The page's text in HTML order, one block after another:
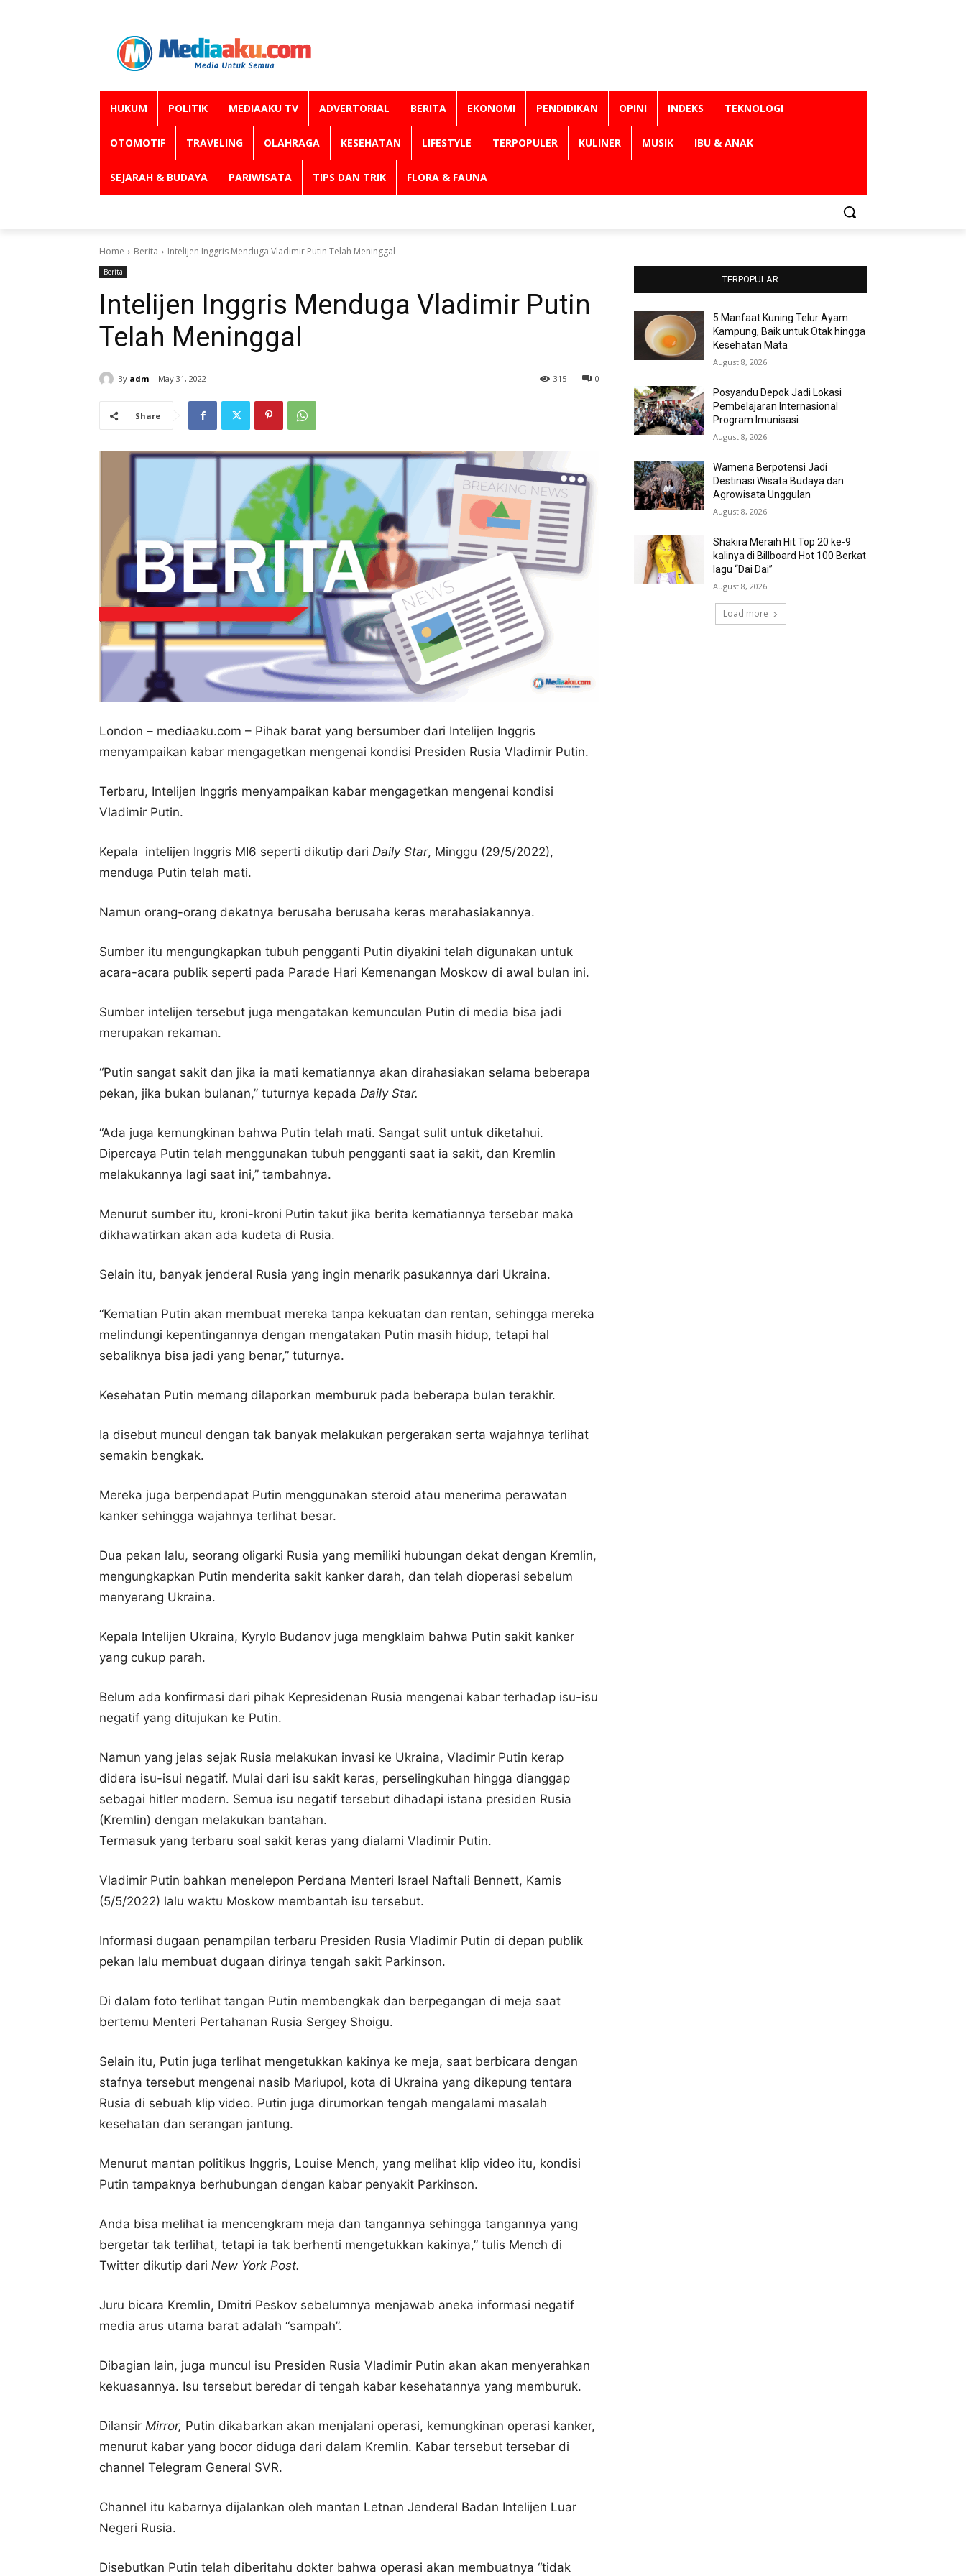
HUKUM POLITIK MEDIAAKU TV ADVERTORIAL BERITA EKONOMI PENDIDIKAN OPINI INDEKS TEKNOLOGI
OTOMOTIF TRAVELING OLAHRAGA KESEHATAN LIFESTYLE TERPOPULER KULINER MUSIK IBU & ANAK
SEJARAH & BUDAYA PARIWISATA TIPS DAN TRIK FLORA & FAUNA
Home Berita Intelijen Inggris Menduga Vladimir Putin Telah Meninggal
Berita
Intelijen Inggris Menduga Vladimir Putin
Telah Meninggal
By adm May 31, 2022 0
315
Share
London – mediaaku.com – Pihak barat yang bersumber dari Intelijen Inggris
menyampaikan kabar mengagetkan mengenai kondisi Presiden Rusia Vladimir Putin.
Terbaru, Intelijen Inggris menyampaikan kabar mengagetkan mengenai kondisi
Vladimir Putin.
Kepala intelijen Inggris MI6 seperti dikutip dari Daily Star, Minggu (29/5/2022),
menduga Putin telah mati.
Namun orang-orang dekatnya berusaha berusaha keras merahasiakannya.
Sumber itu mengungkapkan tubuh pengganti Putin diyakini telah digunakan untuk
acara-acara publik seperti pada Parade Hari Kemenangan Moskow di awal bulan ini.
Sumber intelijen tersebut juga mengatakan kemunculan Putin di media bisa jadi
merupakan rekaman.
“Putin sangat sakit dan jika ia mati kematiannya akan dirahasiakan selama beberapa
pekan, jika bukan bulanan,” tuturnya kepada Daily Star.
“Ada juga kemungkinan bahwa Putin telah mati. Sangat sulit untuk diketahui.
Dipercaya Putin telah menggunakan tubuh pengganti saat ia sakit, dan Kremlin
melakukannya lagi saat ini,” tambahnya.
Menurut sumber itu, kroni-kroni Putin takut jika berita kematiannya tersebar maka
dikhawatirkan akan ada kudeta di Rusia.
Selain itu, banyak jenderal Rusia yang ingin menarik pasukannya dari Ukraina.
“Kematian Putin akan membuat mereka tanpa kekuatan dan rentan, sehingga mereka
melindungi kepentingannya dengan mengatakan Putin masih hidup, tetapi hal
sebaliknya bisa jadi yang benar,” tuturnya.
Kesehatan Putin memang dilaporkan memburuk pada beberapa bulan terakhir.
Ia disebut muncul dengan tak banyak melakukan pergerakan serta wajahnya terlihat
semakin bengkak.
Mereka juga berpendapat Putin menggunakan steroid atau menerima perawatan
kanker sehingga wajahnya terlihat besar.
Dua pekan lalu, seorang oligarki Rusia yang memiliki hubungan dekat dengan Kremlin,
mengungkapkan Putin menderita sakit kanker darah, dan telah dioperasi sebelum
menyerang Ukraina.
Kepala Intelijen Ukraina, Kyrylo Budanov juga mengklaim bahwa Putin sakit kanker
yang cukup parah.
Belum ada konfirmasi dari pihak Kepresidenan Rusia mengenai kabar terhadap isu-isu
negatif yang ditujukan ke Putin.
Namun yang jelas sejak Rusia melakukan invasi ke Ukraina, Vladimir Putin kerap
didera isu-isui negatif. Mulai dari isu sakit keras, perselingkuhan hingga dianggap
sebagai hitler modern. Semua isu negatif tersebut dihadapi istana presiden Rusia
(Kremlin) dengan melakukan bantahan.
Termasuk yang terbaru soal sakit keras yang dialami Vladimir Putin.
Vladimir Putin bahkan menelepon Perdana Menteri Israel Naftali Bennett, Kamis
(5/5/2022) lalu waktu Moskow membantah isu tersebut.
Informasi dugaan penampilan terbaru Presiden Rusia Vladimir Putin di depan publik
pekan lalu membuat dugaan dirinya tengah sakit Parkinson.
Di dalam foto terlihat tangan Putin membengkak dan berpegangan di meja saat
bertemu Menteri Pertahanan Rusia Sergey Shoigu.
Selain itu, Putin juga terlihat mengetukkan kakinya ke meja, saat berbicara dengan
stafnya tersebut mengenai nasib Mariupol, kota di Ukraina yang dikepung tentara
Rusia di sebuah klip video. Putin juga dirumorkan tengah mengalami masalah
kesehatan dan serangan jantung.
Menurut mantan politikus Inggris, Louise Mench, yang melihat klip video itu, kondisi
Putin tampaknya berhubungan dengan kabar penyakit Parkinson.
Anda bisa melihat ia mencengkram meja dan tangannya sehingga tangannya yang
bergetar tak terlihat, tetapi ia tak berhenti mengetukkan kakinya,” tulis Mench di
Twitter dikutip dari New York Post.
Juru bicara Kremlin, Dmitri Peskov sebelumnya menjawab aneka informasi negatif
media arus utama barat adalah “sampah”.
Dibagian lain, juga muncul isu Presiden Rusia Vladimir Putin akan akan menyerahkan
kekuasannya. Isu tersebut beredar di tengah kabar kesehatannya yang memburuk.
Dilansir Mirror, Putin dikabarkan akan menjalani operasi, kemungkinan operasi kanker,
menurut kabar yang bocor diduga dari dalam Kremlin. Kabar tersebut tersebar di
channel Telegram General SVR.
Channel itu kabarnya dijalankan oleh mantan Letnan Jenderal Badan Intelijen Luar
Negeri Rusia.
Disebutkan Putin telah diberitahu dokter bahwa operasi akan membuatnya “tidak
TERPOPULAR
5 Manfaat Kuning Telur Ayam
Kampung, Baik untuk Otak hingga
Kesehatan Mata
August 8, 2026
Posyandu Depok Jadi Lokasi
Pembelajaran Internasional
Program Imunisasi
August 8, 2026
Wamena Berpotensi Jadi
Destinasi Wisata Budaya dan
Agrowisata Unggulan
August 8, 2026
Shakira Meraih Hit Top 20 ke-9
kalinya di Billboard Hot 100 Berkat
lagu “Dai Dai”
August 8, 2026
Load more